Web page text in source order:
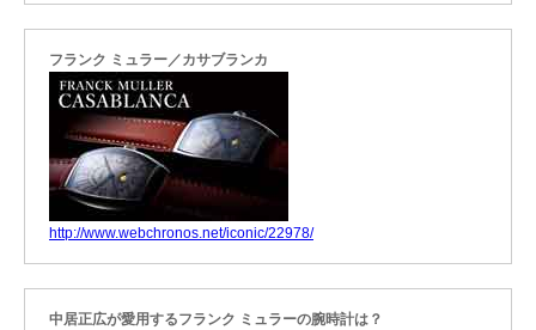
フランク ミュラー／カサブランカ
http://www.webchronos.net/iconic/22978/
中居正広が愛用するフランク ミュラーの腕時計は？